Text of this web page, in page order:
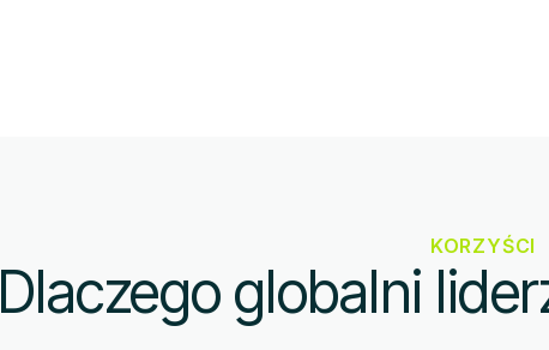
KORZYŚCI
Dlaczego globalni